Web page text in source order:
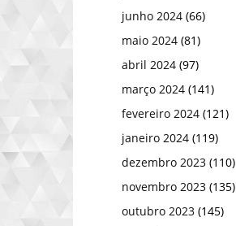
junho 2024 (66)
maio 2024 (81)
abril 2024 (97)
março 2024 (141)
fevereiro 2024 (121)
janeiro 2024 (119)
dezembro 2023 (110)
novembro 2023 (135)
outubro 2023 (145)